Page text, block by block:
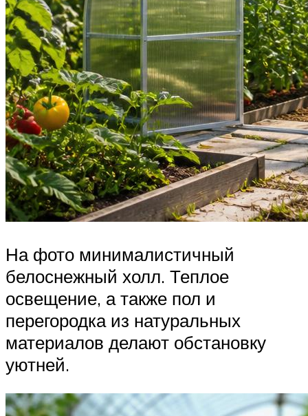
На фото минималистичный
белоснежный холл. Теплое
освещение, а также пол и
перегородка из натуральных
материалов делают обстановку
уютней.